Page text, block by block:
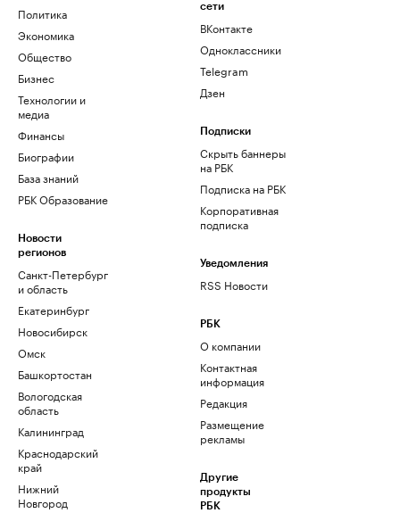
Политика
Экономика
Общество
Бизнес
Технологии и
медиа
Финансы
Биографии
База знаний
РБК Образование
Новости
регионов
Санкт-Петербург
и область
Екатеринбург
Новосибирск
Омск
Башкортостан
Вологодская
область
Калининград
Краснодарский
край
Нижний
Новгород
сети
ВКонтакте
Одноклассники
Telegram
Дзен
Подписки
Скрыть баннеры
на РБК
Подписка на РБК
Корпоративная
подписка
Уведомления
RSS Новости
РБК
О компании
Контактная
информация
Редакция
Размещение
рекламы
Другие
продукты
РБК